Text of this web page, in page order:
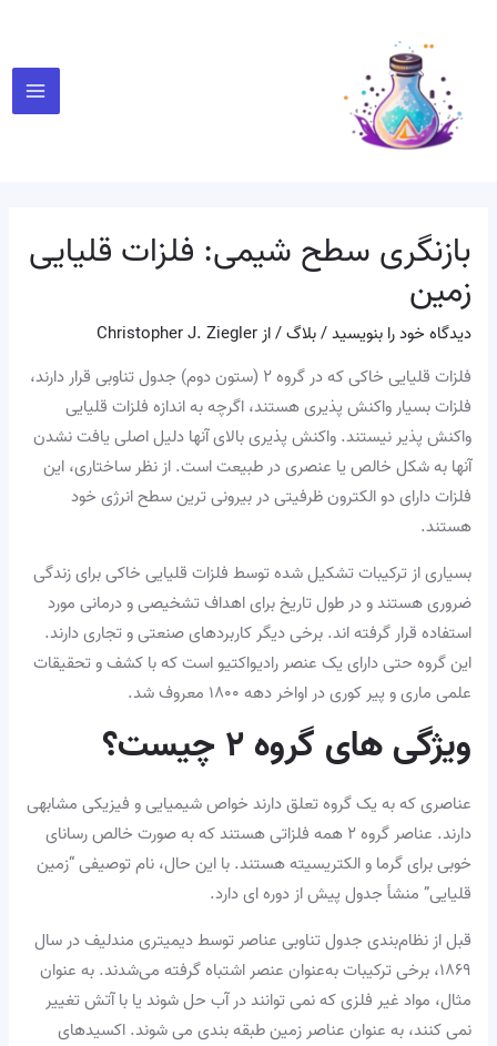
بازنگری سطح شیمی: فلزات قلیایی
زمین
دیدگاه‌ خود را بنویسید/بلاگ/ ازChristopher J. Ziegler
فلزات قلیایی خاکی که در گروه ۲ (ستون دوم) جدول تناوبی قرار دارند،
فلزات بسیار واکنش پذیری هستند، اگرچه به اندازه فلزات قلیایی
واکنش پذیر نیستند. واکنش پذیری بالای آنها دلیل اصلی یافت نشدن
آنها به شکل خالص یا عنصری در طبیعت است. از نظر ساختاری، این
فلزات دارای دو الکترون ظرفیتی در بیرونی ترین سطح انرژی خود
هستند.
بسیاری از ترکیبات تشکیل شده توسط فلزات قلیایی خاکی برای زندگی
ضروری هستند و در طول تاریخ برای اهداف تشخیصی و درمانی مورد
استفاده قرار گرفته اند. برخی دیگر کاربردهای صنعتی و تجاری دارند.
این گروه حتی دارای یک عنصر رادیواکتیو است که با کشف و تحقیقات
علمی ماری و پیر کوری در اواخر دهه ۱۸۰۰ معروف شد.
ویژگی های گروه ۲ چیست؟
عناصری که به یک گروه تعلق دارند خواص شیمیایی و فیزیکی مشابهی
دارند. عناصر گروه ۲ همه فلزاتی هستند که به صورت خالص رسانای
خوبی برای گرما و الکتریسیته هستند. با این حال، نام توصیفی “زمین
قلیایی” منشأ جدول پیش از دوره ای دارد.
قبل از نظام‌بندی جدول تناوبی عناصر توسط دیمیتری مندلیف در سال
۱۸۶۹، برخی ترکیبات به‌عنوان عنصر اشتباه گرفته می‌شدند. به عنوان
مثال، مواد غیر فلزی که نمی توانند در آب حل شوند یا با آتش تغییر
نمی کنند، به عنوان عناصر زمین طبقه بندی می شوند. اکسیدهای
نوشته